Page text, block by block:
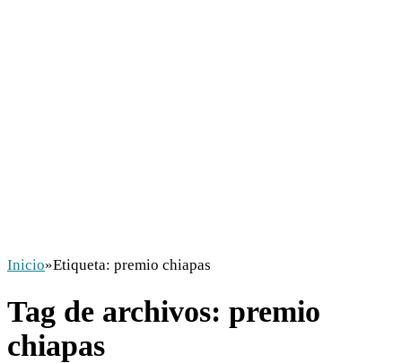
Inicio»Etiqueta: premio chiapas
Tag de archivos: premio
chiapas